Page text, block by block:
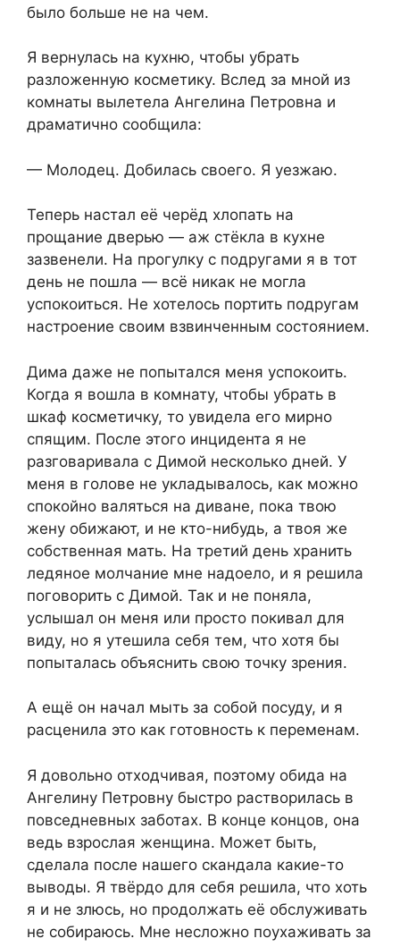
было больше не на чем.
Я вернулась на кухню, чтобы убрать
разложенную косметику. Вслед за мной из
комнаты вылетела Ангелина Петровна и
драматично сообщила:
— Молодец. Добилась своего. Я уезжаю.
Теперь настал её черёд хлопать на
прощание дверью — аж стёкла в кухне
зазвенели. На прогулку с подругами я в тот
день не пошла — всё никак не могла
успокоиться. Не хотелось портить подругам
настроение своим взвинченным состоянием.
Дима даже не попытался меня успокоить.
Когда я вошла в комнату, чтобы убрать в
шкаф косметичку, то увидела его мирно
спящим. После этого инцидента я не
разговаривала с Димой несколько дней. У
меня в голове не укладывалось, как можно
спокойно валяться на диване, пока твою
жену обижают, и не кто-нибудь, а твоя же
собственная мать. На третий день хранить
ледяное молчание мне надоело, и я решила
поговорить с Димой. Так и не поняла,
услышал он меня или просто покивал для
виду, но я утешила себя тем, что хотя бы
попыталась объяснить свою точку зрения.
А ещё он начал мыть за собой посуду, и я
расценила это как готовность к переменам.
Я довольно отходчивая, поэтому обида на
Ангелину Петровну быстро растворилась в
повседневных заботах. В конце концов, она
ведь взрослая женщина. Может быть,
сделала после нашего скандала какие-то
выводы. Я твёрдо для себя решила, что хоть
я и не злюсь, но продолжать её обслуживать
не собираюсь. Мне несложно поухаживать за